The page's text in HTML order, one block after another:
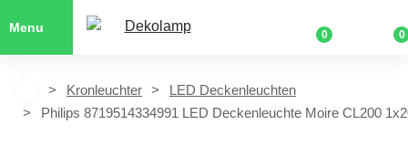
Menu
0 0
Kronleuchter
LED Deckenleuchten
Philips 8719514334991 LED Deckenleuchte Moire CL200